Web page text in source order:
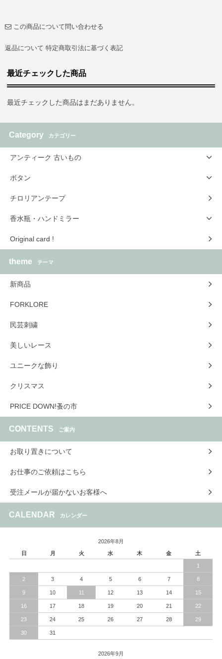
この商品について問い合わせる
返品について 特定商取引法に基づく表記
最近チェックした商品
最近チェックした商品はまだありません。
Category カテゴリー
アンティーク 古いもの
ボタン
チロリアンテープ
香水瓶・ハンドミラー
Original card !
theme テーマ
新商品
FORKLORE
民芸刺繍
美しいレース
ユニークな飾り
クリスマス
PRICE DOWN!蚤の市
CONTENTS ご案内
お取り置きについて
お仕事のご依頼はこちら
受注メールが届かないお客様へ
CALENDAR カレンダー
2026年8月
日
月 火 水 木 金 土
1
2 3 4 5 6 7 8
9 10 11 12 13 14 15
16 17 18 19 20 21 22
23 24 25 26 27 28 29
30 31
2026年9月